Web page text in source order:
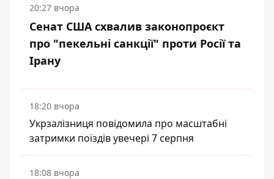
20:27 вчора
Сенат США схвалив законопроєкт
про "пекельні санкції" проти Росії та
Ірану
18:20 вчора
Укрзалізниця повідомила про масштабні
затримки поїздів увечері 7 серпня
18:08 вчора